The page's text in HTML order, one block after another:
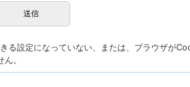
る設定になっていない、または、ブラウザが
。